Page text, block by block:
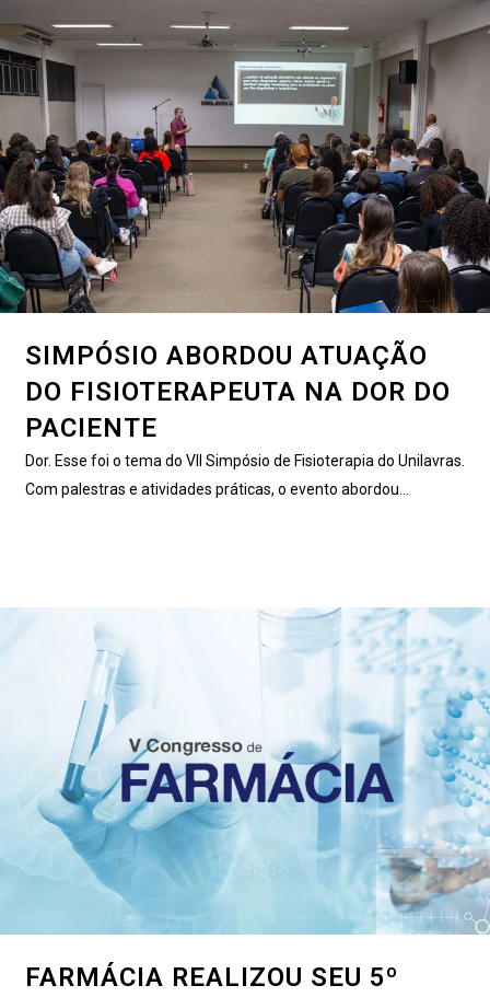
SIMPÓSIO ABORDOU ATUAÇÃO
DO FISIOTERAPEUTA NA DOR DO
PACIENTE
Dor. Esse foi o tema do VII Simpósio de Fisioterapia do Unilavras.
Com palestras e atividades práticas, o evento abordou...
FARMÁCIA REALIZOU SEU 5º